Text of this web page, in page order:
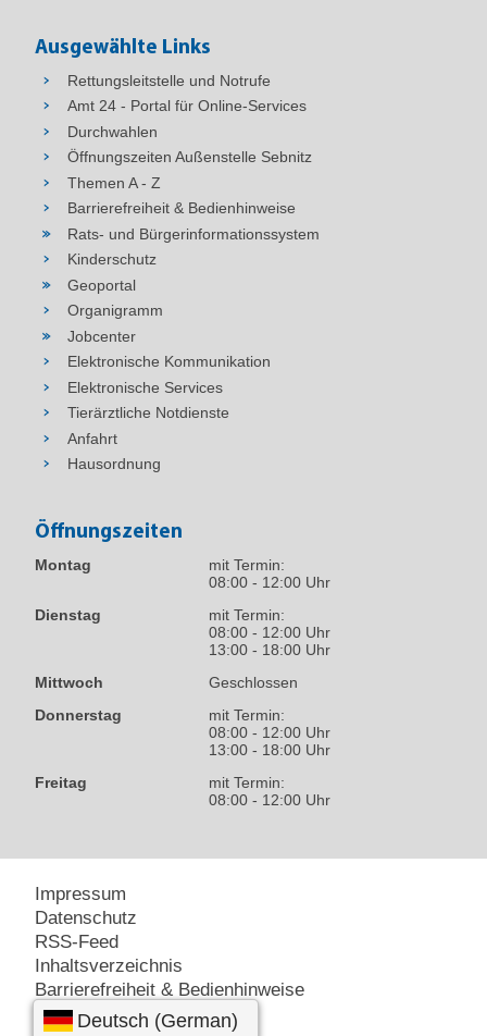
Ausgewählte Links
Rettungsleitstelle und Notrufe
Amt 24 - Portal für Online-Services
Durchwahlen
Öffnungszeiten Außenstelle Sebnitz
Themen A - Z
Barrierefreiheit & Bedienhinweise
Rats- und Bürgerinformationssystem
Kinderschutz
Geoportal
Organigramm
Jobcenter
Elektronische Kommunikation
Elektronische Services
Tierärztliche Notdienste
Anfahrt
Hausordnung
Öffnungszeiten
Montag
mit Termin:
08:00 - 12:00 Uhr
Dienstag
mit Termin:
08:00 - 12:00 Uhr
13:00 - 18:00 Uhr
Mittwoch
Geschlossen
Donnerstag
mit Termin:
08:00 - 12:00 Uhr
13:00 - 18:00 Uhr
Freitag
mit Termin:
08:00 - 12:00 Uhr
Impressum
Datenschutz
RSS-Feed
Inhaltsverzeichnis
Barrierefreiheit & Bedienhinweise
Amt24 – Service-Portal